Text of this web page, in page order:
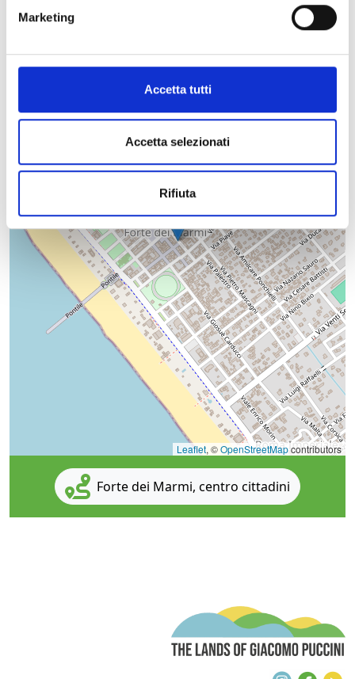
Marketing
Accetta tutti
Accetta selezionati
Rifiuta
+
−
Leaflet, ©OpenStreetMapcontributors
Forte dei Marmi, centro cittadini